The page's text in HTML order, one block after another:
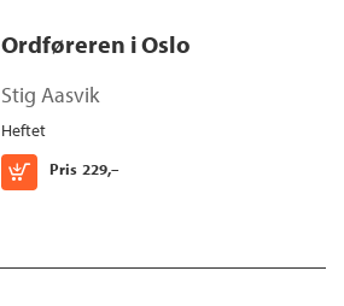
Ordføreren i Oslo
Stig Aasvik
Heftet
Pris 229,–
Kjøp